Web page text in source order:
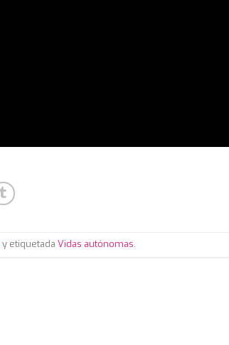
y etiquetadaVidas autónomas.